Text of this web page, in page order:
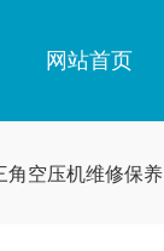
网站首页
角空压机维修保养